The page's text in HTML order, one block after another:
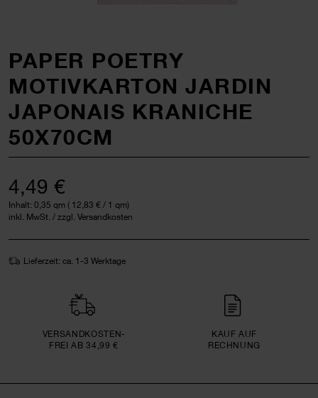
PAPER POETRY
MOTIVKARTON JARDIN
JAPONAIS KRANICHE
50X70CM
4,49 €
Inhalt: 0,35 qm ( 12,83 € / 1 qm)
inkl. MwSt. / zzgl. Versandkosten
Lieferzeit: ca. 1-3 Werktage
VERSAND­KOSTEN­
FREI AB 34,99 €
KAUF AUF
RECHNUNG